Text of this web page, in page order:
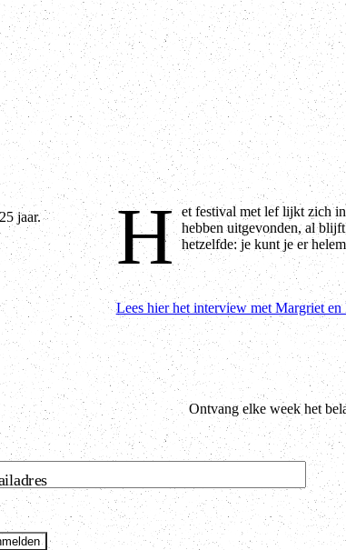
jaar. H et festival met lef lijkt zich
hebben uitgevonden, al blijft
hetzelfde: je kunt je er
ging in gesprek met directeur
Lees hier het interview met Margriet en
Ontvang elke week het